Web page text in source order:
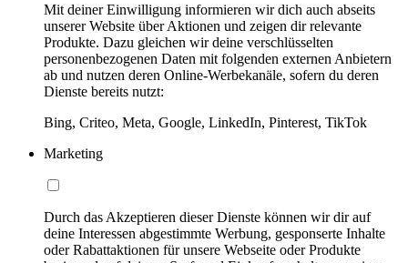
Mit deiner Einwilligung informieren wir dich auch abseits
unserer Website über Aktionen und zeigen dir relevante
Produkte. Dazu gleichen wir deine verschlüsselten
personenbezogenen Daten mit folgenden externen Anbietern
ab und nutzen deren Online-Werbekanäle, sofern du deren
Dienste bereits nutzt:
Bing, Criteo, Meta, Google, LinkedIn, Pinterest, TikTok
Marketing
Durch das Akzeptieren dieser Dienste können wir dir auf
deine Interessen abgestimmte Werbung, gesponserte Inhalte
oder Rabattaktionen für unsere Webseite oder Produkte